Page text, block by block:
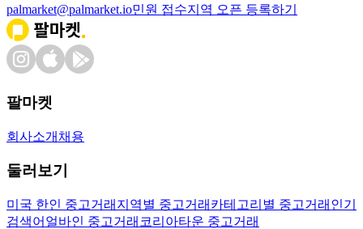
palmarket@palmarket.io민원 접수지역 오픈 등록하기
팔마켓
회사소개 채용
둘러보기
미국 한인 중고거래 지역별 중고거래 카테고리별 중고거래 인기
검색어 얼바인 중고거래 코리아타운 중고거래